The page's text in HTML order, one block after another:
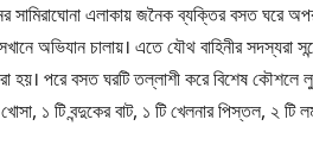
সামিরাঘোনা এলাকায় জনৈক ব্যক্তির বসত ঘরে
অভিযান চালায়। এতে যৌথ বাহিনীর
পরে বসত ঘরটি তল্লাশী করে বিশেষ কৌশলে
১ টি বন্দুকের বাট, ১ টি খেলনার পিস্তল, ২ টি